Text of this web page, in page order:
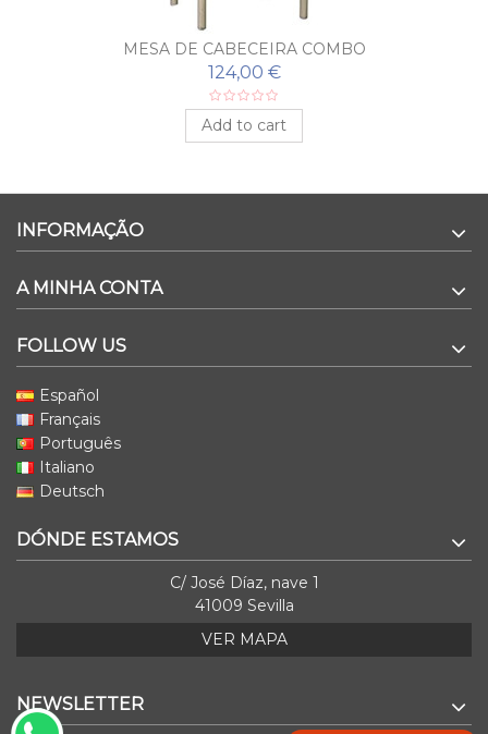
MESA DE CABECEIRA COMBO
124,00 €
Add to cart
INFORMAÇÃO
A MINHA CONTA
FOLLOW US
Español
Français
Português
Italiano
Deutsch
DÓNDE ESTAMOS
C/ José Díaz, nave 1
41009 Sevilla
VER MAPA
NEWSLETTER